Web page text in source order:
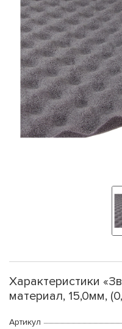
Характеристики
материал, 15,0мм,
Артикул